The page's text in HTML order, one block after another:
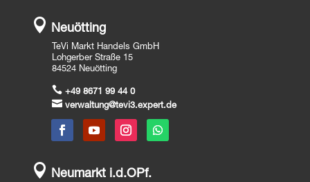
 Neuötting
TeVi Markt Handels GmbH
Lohgerber Straße 15
84524 Neuötting
 +49 8671 99 44 0
 verwaltung@tevi3.expert.de
 Neumarkt i.d.OPf.